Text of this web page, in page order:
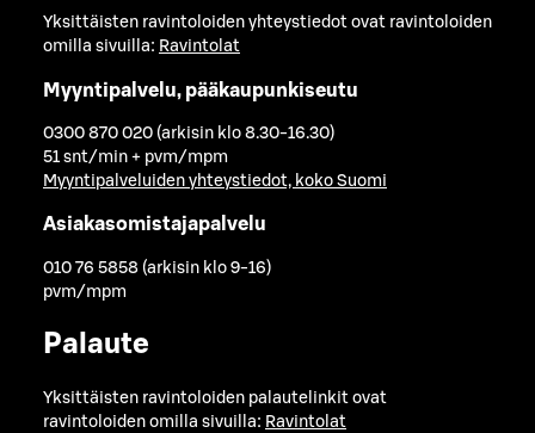
Yksittäisten ravintoloiden yhteystiedot ovat ravintoloiden
omilla sivuilla: Ravintolat
Myyntipalvelu, pääkaupunkiseutu
0300 870 020 (arkisin klo 8.30-16.30)
51 snt/min + pvm/mpm
Myyntipalveluiden yhteystiedot, koko Suomi
Asiakasomistajapalvelu
010 76 5858 (arkisin klo 9-16)
pvm/mpm
Palaute
Yksittäisten ravintoloiden palautelinkit ovat
ravintoloiden omilla sivuilla: Ravintolat